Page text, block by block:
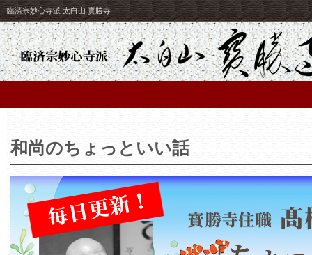
臨済宗妙心寺派 太白山 寳勝寺
和尚のちょっといい話